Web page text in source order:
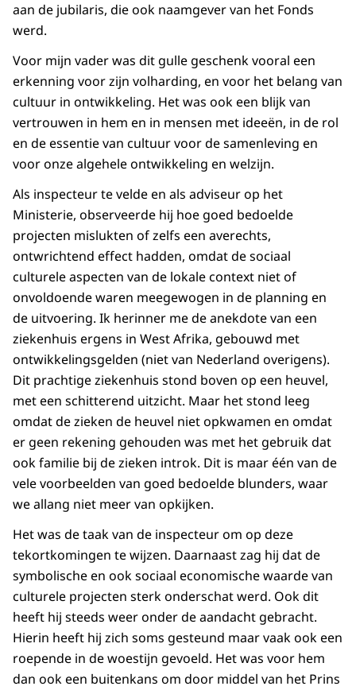
aan de jubilaris, die ook naamgever van het Fonds
werd.
Voor mijn vader was dit gulle geschenk vooral een
erkenning voor zijn volharding, en voor het belang van
cultuur in ontwikkeling. Het was ook een blijk van
vertrouwen in hem en in mensen met ideeën, in de rol
en de essentie van cultuur voor de samenleving en
voor onze algehele ontwikkeling en welzijn.
Als inspecteur te velde en als adviseur op het
Ministerie, observeerde hij hoe goed bedoelde
projecten mislukten of zelfs een averechts,
ontwrichtend effect hadden, omdat de sociaal
culturele aspecten van de lokale context niet of
onvoldoende waren meegewogen in de planning en
de uitvoering. Ik herinner me de anekdote van een
ziekenhuis ergens in West Afrika, gebouwd met
ontwikkelingsgelden (niet van Nederland overigens).
Dit prachtige ziekenhuis stond boven op een heuvel,
met een schitterend uitzicht. Maar het stond leeg
omdat de zieken de heuvel niet opkwamen en omdat
er geen rekening gehouden was met het gebruik dat
ook familie bij de zieken introk. Dit is maar één van de
vele voorbeelden van goed bedoelde blunders, waar
we allang niet meer van opkijken.
Het was de taak van de inspecteur om op deze
tekortkomingen te wijzen. Daarnaast zag hij dat de
symbolische en ook sociaal economische waarde van
culturele projecten sterk onderschat werd. Ook dit
heeft hij steeds weer onder de aandacht gebracht.
Hierin heeft hij zich soms gesteund maar vaak ook een
roepende in de woestijn gevoeld. Het was voor hem
dan ook een buitenkans om door middel van het Prins